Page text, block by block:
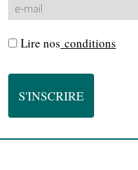
Lire nos conditions